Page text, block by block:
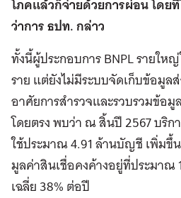
โภคแล้วก็จ่ายด้วยการผ่อน โดย
ว่าการ ธปท. กล่าว
ทั้งนี้ผู้ประกอบการ BNPL รายใ
ราย แต่ยังไม่มีระบบจัดเก็บข้อมูล
อาศัยการสำรวจและรวบรวมข้อ
โดยตรง พบว่า ณ สิ้นปี 2567 บริ
ใช้ประมาณ 4.91 ล้านบัญชี เพิ่มขึ้
มูลค่าสินเชื่อคงค้างอยู่ที่ประมาณ
เฉลี่ย 38% ต่อปี